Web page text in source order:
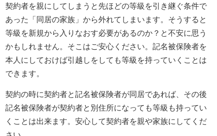
契約者を親にしてしまうと先ほどの等級を引き継ぐ条件で
あった「同居の家族」から外れてしまいます。そうすると
等級を新規から入りなおす必要があるのか？と不安に思う
かもしれません。そこはご安心ください。記名被保険者を
本人にしておけば引越しをしても等級を持っていくことは
できます。
契約の時に契約者と記名被保険者が同居であれば、その後
記名被保険者が契約者と別住所になっても等級も持ってい
くことは出来ます。安心して契約者を親や家族にしてくだ